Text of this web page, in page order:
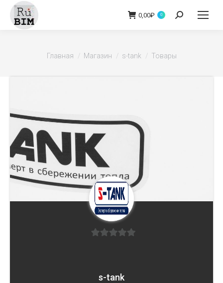
0,00₽ 0 Поиск:
Вы здесь:
Главная Магазин s-tank Товары
s-tank